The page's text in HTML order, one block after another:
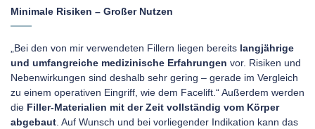
Minimale Risiken – Großer Nutzen
„Bei den von mir verwendeten Fillern liegen bereits langjährige
und umfangreiche medizinische Erfahrungen vor. Risiken und
Nebenwirkungen sind deshalb sehr gering – gerade im Vergleich
zu einem operativen Eingriff, wie dem Facelift.“ Außerdem werden
die Filler-Materialien mit der Zeit vollständig vom Körper
abgebaut . Auf Wunsch und bei vorliegender Indikation kann das